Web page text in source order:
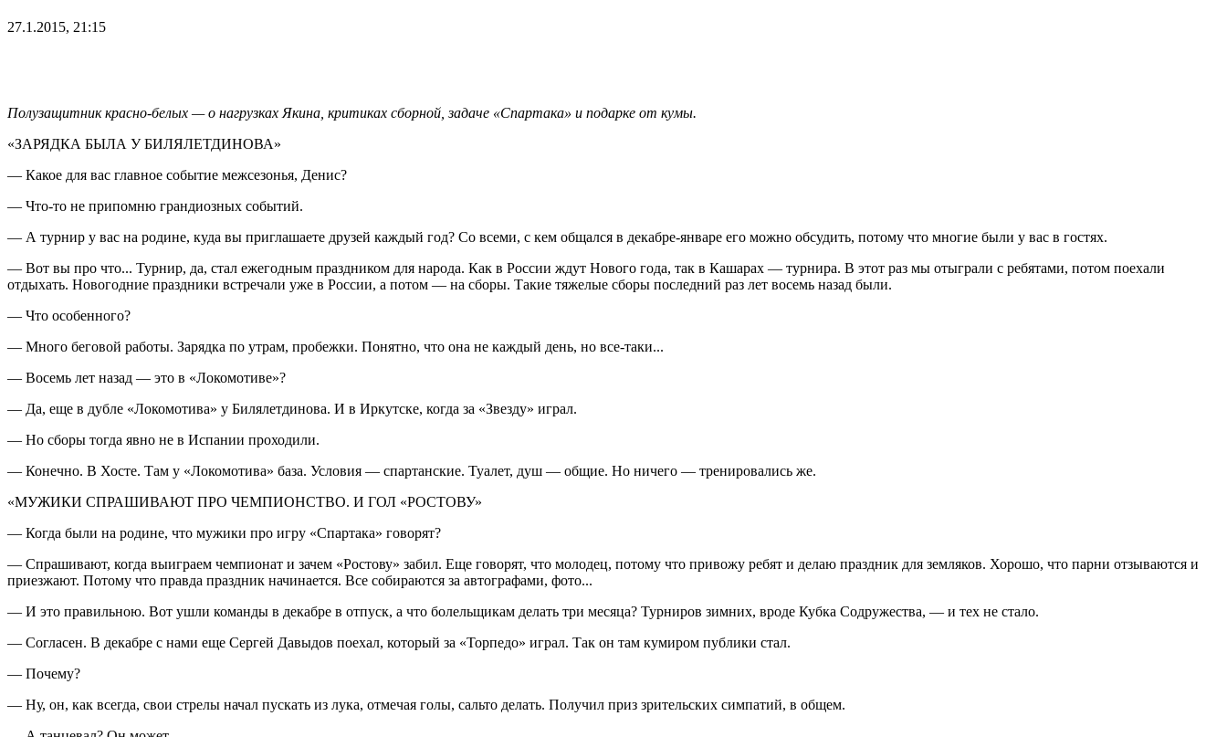
27.1.2015, 21:15
Полузащитник красно-белых — о нагрузках Якина, критиках сборной, задаче «Спартака» и подарке от кумы.
«ЗАРЯДКА БЫЛА У БИЛЯЛЕТДИНОВА»
— Какое для вас главное событие межсезонья, Денис?
— Что-то не припомню грандиозных событий.
— А турнир у вас на родине, куда вы приглашаете друзей каждый год? Со всеми, с кем общался в декабре-январе его можно обсудить, потому что многие были у вас в гостях.
— Вот вы про что... Турнир, да, стал ежегодным праздником для народа. Как в России ждут Нового года, так в Кашарах — турнира. В этот раз мы отыграли с ребятами, потом поехали
отдыхать. Новогодние праздники встречали уже в России, а потом — на сборы. Такие тяжелые сборы последний раз лет восемь назад были.
— Что особенного?
— Много беговой работы. Зарядка по утрам, пробежки. Понятно, что она не каждый день, но все-таки...
— Восемь лет назад — это в «Локомотиве»?
— Да, еще в дубле «Локомотива» у Билялетдинова. И в Иркутске, когда за «Звезду» играл.
— Но сборы тогда явно не в Испании проходили.
— Конечно. В Хосте. Там у «Локомотива» база. Условия — спартанские. Туалет, душ — общие. Но ничего — тренировались же.
«МУЖИКИ СПРАШИВАЮТ ПРО ЧЕМПИОНСТВО. И ГОЛ «РОСТОВУ»
— Когда были на родине, что мужики про игру «Спартака» говорят?
— Спрашивают, когда выиграем чемпионат и зачем «Ростову» забил. Еще говорят, что молодец, потому что привожу ребят и делаю праздник для земляков. Хорошо, что парни отзываются и
приезжают. Потому что правда праздник начинается. Все собираются за автографами, фото...
— И это правильною. Вот ушли команды в декабре в отпуск, а что болельщикам делать три месяца? Турниров зимних, вроде Кубка Содружества, — и тех не стало.
— Согласен. В декабре с нами еще Сергей Давыдов поехал, который за «Торпедо» играл. Так он там кумиром публики стал.
— Почему?
— Ну, он, как всегда, свои стрелы начал пускать из лука, отмечая голы, сальто делать. Получил приз зрительских симпатий, в общем.